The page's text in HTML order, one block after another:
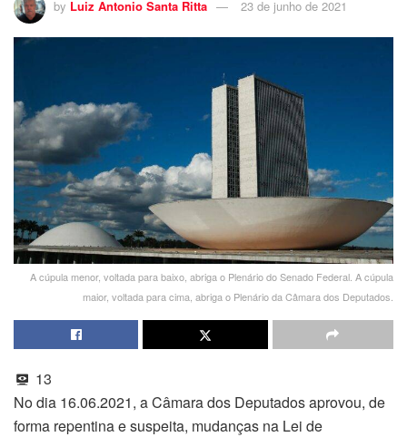
by Luiz Antonio Santa Ritta 23 de junho de 2021
A cúpula menor, voltada para baixo, abriga o Plenário do Senado Federal. A cúpula
maior, voltada para cima, abriga o Plenário da Câmara dos Deputados.
13
No dia 16.06.2021, a Câmara dos Deputados aprovou, de
forma repentina e suspeita, mudanças na Lei de